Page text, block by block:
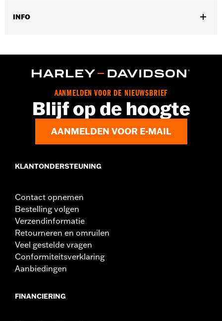
INFO
van passagiersvoetsteunbevestigingen.
Installatie-instructies
Adversary
AANMELDEN VOOR DE NIEUWSBRIEF
Blijf op de hoogte
AANMELDEN VOOR E-MAIL
KLANTONDERSTEUNING
Contact opnemen
Bestelling volgen
Verzendinformatie
Retourneren en omruilen
Veel gestelde vragen
Conformiteitsverklaring
Aanbiedingen
FINANCIERING